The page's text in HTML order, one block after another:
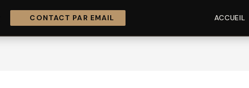
CONTACT PAR EMAIL ACCUEIL